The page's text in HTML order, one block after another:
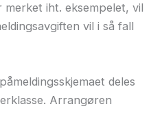
merket iht. eksempelet, vil
vil i så fall
deles
Arrangøren